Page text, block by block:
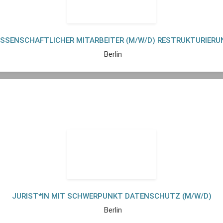
MITARBEITER (M/W/D)
Berlin
JURIST*IN MIT SCHWERPUNKT DATENSCHUTZ (M/W/D)
Berlin